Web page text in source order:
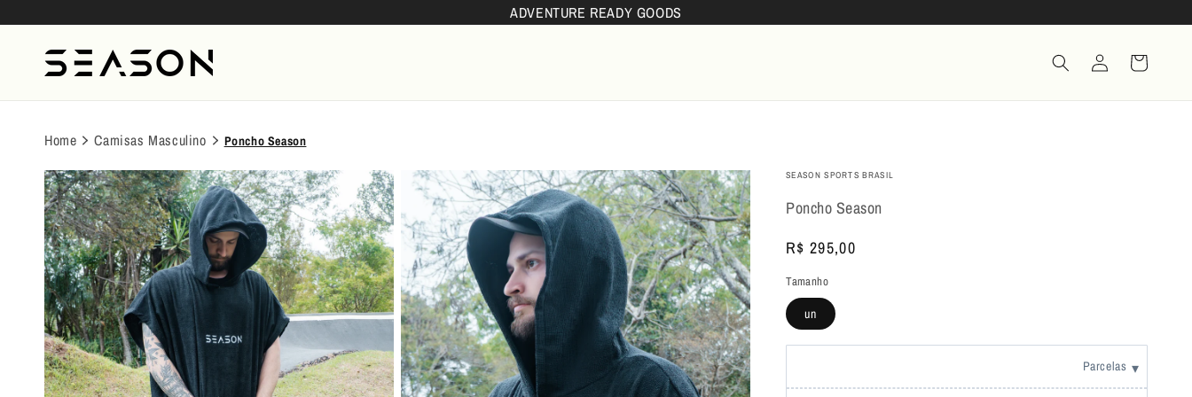
ADVENTURE READY GOODS
login
Carrinho
Home Camisas Masculino Poncho Season
SEASON SPORTS BRASIL
Poncho Season
Preço
normal
R$ 295,00
Tamanho
un
Parcelas ▾